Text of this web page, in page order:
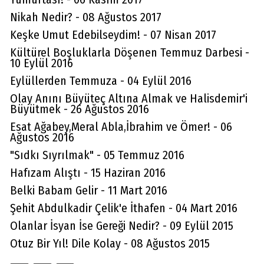
Nikah Nedir? - 08 Ağustos 2017
Keşke Umut Edebilseydim! - 07 Nisan 2017
Kültürel Boşluklarla Döşenen Temmuz Darbesi -
10 Eylül 2016
Eylüllerden Temmuza - 04 Eylül 2016
Olay Anını Büyüteç Altına Almak ve Halisdemir'i
Büyütmek - 26 Ağustos 2016
Esat Ağabey,Meral Abla,İbrahim ve Ömer! - 06
Ağustos 2016
"Sıdkı Sıyrılmak" - 05 Temmuz 2016
Hafızam Alıştı - 15 Haziran 2016
Belki Babam Gelir - 11 Mart 2016
Şehit Abdulkadir Çelik'e İthafen - 04 Mart 2016
Olanlar İsyan İse Gereği Nedir? - 09 Eylül 2015
Otuz Bir Yıl! Dile Kolay - 08 Ağustos 2015